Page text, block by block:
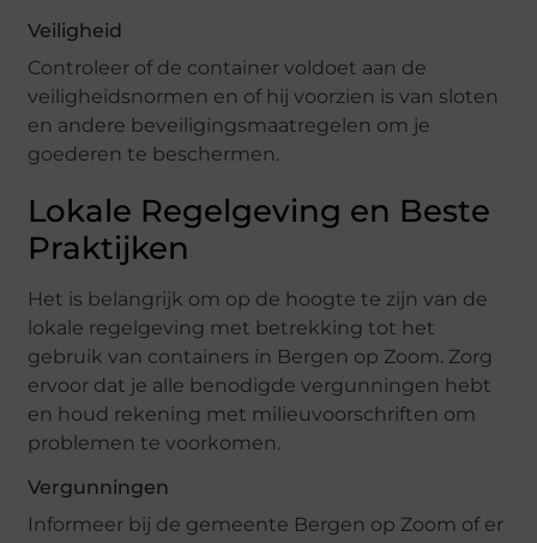
Veiligheid
Controleer of de container voldoet aan de
veiligheidsnormen en of hij voorzien is van sloten
en andere beveiligingsmaatregelen om je
goederen te beschermen.
Lokale Regelgeving en Beste
Praktijken
Het is belangrijk om op de hoogte te zijn van de
lokale regelgeving met betrekking tot het
gebruik van containers in Bergen op Zoom. Zorg
ervoor dat je alle benodigde vergunningen hebt
en houd rekening met milieuvoorschriften om
problemen te voorkomen.
Vergunningen
Informeer bij de gemeente Bergen op Zoom of er